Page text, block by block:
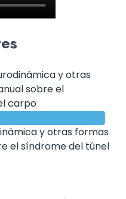
y otras formas
el síndrome del túnel